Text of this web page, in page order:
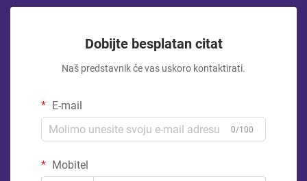
Dobijte besplatan citat
Naš predstavnik će vas uskoro kontaktirati.
E-mail
0/100
Mobitel